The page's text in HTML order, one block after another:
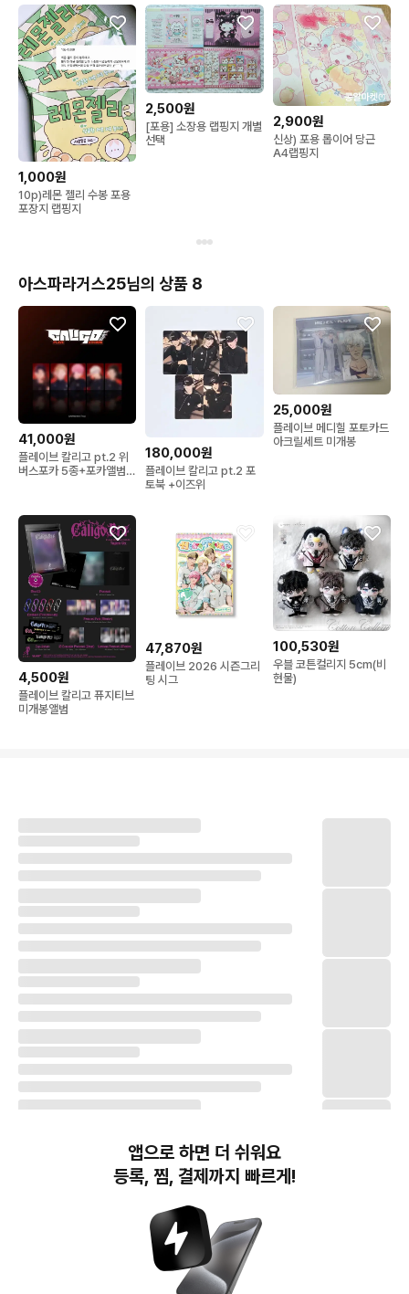
1,000원
10p)레몬 젤리 수봉 포용
포장지 랩핑지
2,500원
[포용] 소장용 랩핑지 개별
선택
2,900원
신상) 포용 롭이어 당근
A4랩핑지
아스파라거스25님의 상품 8
41,000원
플레이브 칼리고 pt.2 위
버스포카 5종+포카앨범5
180,000원
플레이브 칼리고 pt.2 포
토북 +이즈위
25,000원
플레이브 메디힐 포토카드
아크릴세트 미개봉
4,500원
플레이브 칼리고 퓨지티브
미개봉앨범
47,870원
플레이브 2026 시즌그리
팅 시그
100,530원
우블 코튼컬리지 5cm(비
현물)
번개장터(주) 사업자정보, 이용약관 및 기타 법적고지
번개장터㈜는 통신판매중개자이며, 통신판매의 당사자가 아닙니다. 전자상거래 등에서의
소비자보호에 관한 법률 등 관련 법령 및 번개장터㈜의 약관에 따라 상품, 상품정보, 거래에 관한 책임은
앱으로 하면 더 쉬워요
등록, 찜, 결제까지 빠르게!